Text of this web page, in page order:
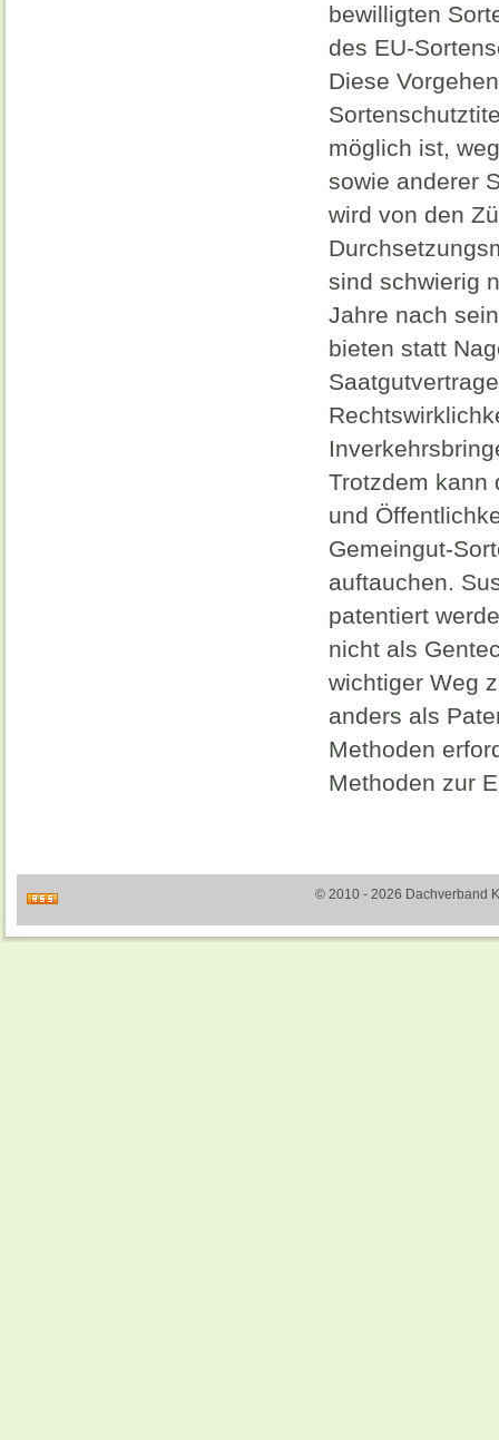
bewilligten
des EU-
Diese
möglich ist,
sowie anderer
wird von den
sind schwierig
Jahre nach
bieten statt
Trotzdem kann
und
Gemeingut-
auftauchen.
patentiert
nicht als
wichtiger Weg
anders als
Methoden
Methoden zur
© 2010 - 2026 Dachverband